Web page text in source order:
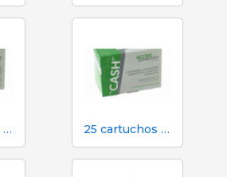
25 cartuchos laranja calibre para atordoamento em dinheiro em matadouro 25 cartuchos verdes calibre para atordoamento em dinheiro no matadouro